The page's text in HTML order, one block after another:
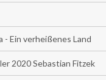
- Ein verheißenes Land
2020 Sebastian Fitzek